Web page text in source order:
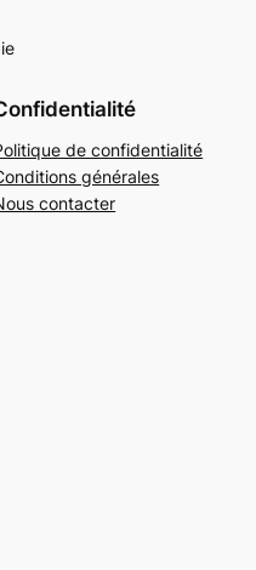
de confidentialité
générales
contacter